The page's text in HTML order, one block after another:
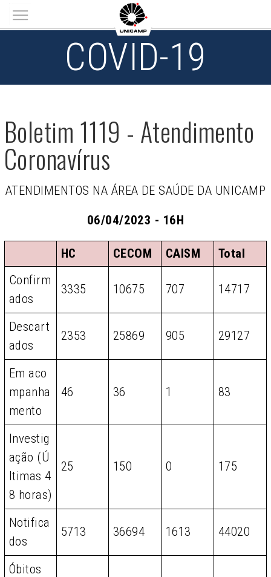
Main menu
COVID-19
Boletim 1119 - Atendimento
Coronavírus
ATENDIMENTOS NA ÁREA DE SAÚDE DA UNICAMP
06/04/2023 - 16H
HC CECOM CAISM
Total
Confirm
ados
3335 10675 707 14717
Descart
ados
2353 25869 905 29127
Em aco
mpanha
mento
46 36 1 83
Investig
ação (Ú
ltimas 4
8 horas)
25 150 0 175
Notifica
dos
5713 36694 1613 44020
Óbitos